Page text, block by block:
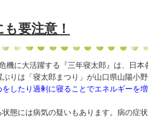
要注意！
機に大活躍する『三年寝太郎』は、日本
りは「寝太郎まつり」が山口県山陽小
したり過剰に寝ることでエネルギーを
態には病気の疑いもあります。病の症